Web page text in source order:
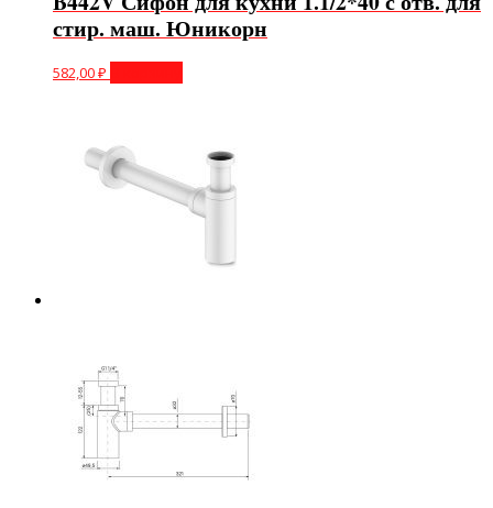
стир. маш. Юникорн
582,00₽